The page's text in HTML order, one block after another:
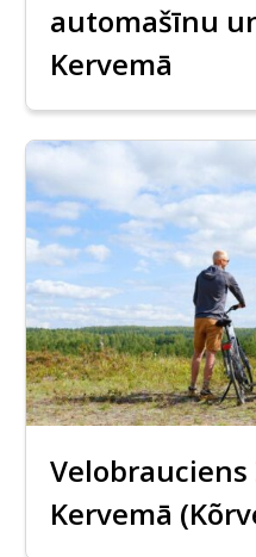
automašīnu
Kervemā
Kervemā